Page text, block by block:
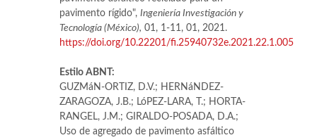
pavimento rígido", Ingeniería Investigación y
Tecnología (México), 01, 1-11, 01, 2021.
https://doi.org/10.22201/fi.25940732e.2021.22.1.005
Estilo ABNT:
GUZMáN-ORTIZ, D.V.; HERNáNDEZ-
ZARAGOZA, J.B.; LóPEZ-LARA, T.; HORTA-
RANGEL, J.M.; GIRALDO-POSADA, D.A.;
Uso de agregado de pavimento asfáltico